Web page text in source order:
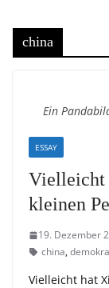
china
Ein
ESSAY
Vielleicht
kleinen
19. Dezember
china,
Vielleicht hat